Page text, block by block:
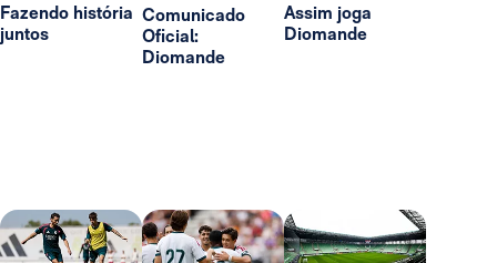
Fazendo história
juntos
Comunicado
Oficial:
Diomande
Assim joga
Diomande